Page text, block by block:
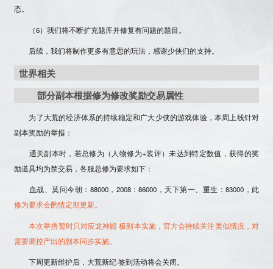
态。
（6）我们将不断扩充题库并修复有问题的题目。
后续，我们将制作更多有意思的玩法，感谢少侠们的支持。
世界相关
部分副本根据修为修改奖励交易属性
为了大荒的经济体系的持续稳定和广大少侠的游戏体验，本周上线针对
副本奖励的举措：
通关副本时，若总修为（人物修为+装评）未达到特定数值，获得的奖
励道具均为禁交易 ，各服总修为要求如下：
血战、莫问今朝：88000，2008：86000，天下第一、重生：83000，此
修为要求会酌情定期更新。
本次举措暂时只对应龙神殿·极副本实施，官方会持续关注类似情况，对
需要调控产出的副本同步实施。
下周更新维护后，大荒新纪·签到活动将会关闭。